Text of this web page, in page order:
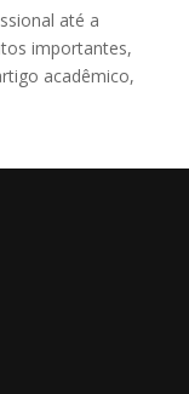
até a
importantes,
acadêmico,